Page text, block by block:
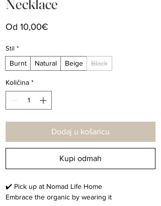
Od 10,00€
Stil *
Burnt Natural Beige Black
Količina *
Dodaj u košaricu
Kupi odmah
✔️ Pick up at Nomad Life Home
Embrace the organic by wearing it